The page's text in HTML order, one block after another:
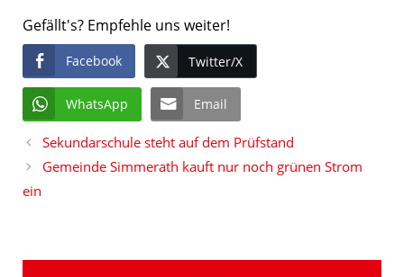
Gefällt's? Empfehle uns weiter!
Facebook Twitter/X
WhatsApp Email
Sekundarschule steht auf dem Prüfstand
Gemeinde Simmerath kauft nur noch grünen Strom
ein